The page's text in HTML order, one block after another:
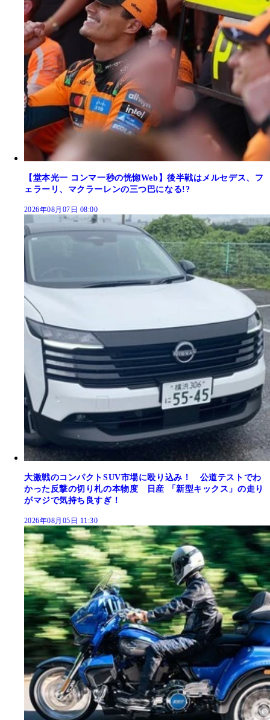
【堂本光一 コンマ一秒の恍惚Web】後半戦はメルセデス、フ
ェラーリ、マクラーレンの三つ巴になる!?
2026年08月07日 08:00
大激戦のコンパクトSUV市場に殴り込み！ 公道テストでわ
かった反撃の切り札の本物度 日産 「新型キックス」の走り
がマジで気持ち良すぎ！
2026年08月05日 11:30